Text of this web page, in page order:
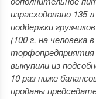
израсходовано 135
поддержки
(100 г. на человека
торфопредприятия
выкупили из
10 раз ниже
проданы